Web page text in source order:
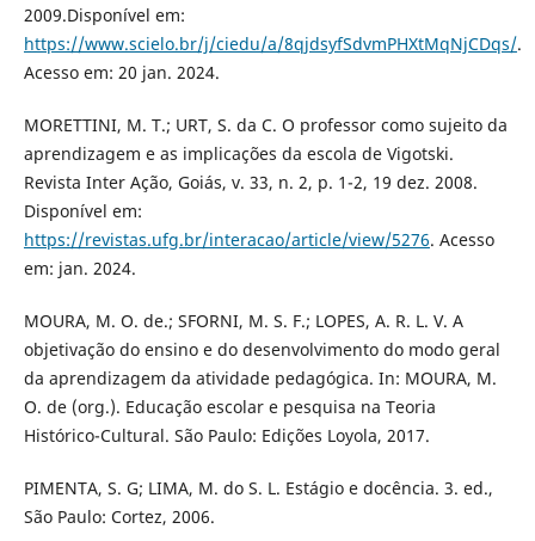
2009.Disponível em:
https://www.scielo.br/j/ciedu/a/8qjdsyfSdvmPHXtMqNjCDqs/.
Acesso em: 20 jan. 2024.
MORETTINI, M. T.; URT, S. da C. O professor como sujeito da
aprendizagem e as implicações da escola de Vigotski.
Revista Inter Ação, Goiás, v. 33, n. 2, p. 1-2, 19 dez. 2008.
Disponível em:
https://revistas.ufg.br/interacao/article/view/5276. Acesso
em: jan. 2024.
MOURA, M. O. de.; SFORNI, M. S. F.; LOPES, A. R. L. V. A
objetivação do ensino e do desenvolvimento do modo geral
da aprendizagem da atividade pedagógica. In: MOURA, M.
O. de (org.). Educação escolar e pesquisa na Teoria
Histórico-Cultural. São Paulo: Edições Loyola, 2017.
PIMENTA, S. G; LIMA, M. do S. L. Estágio e docência. 3. ed.,
São Paulo: Cortez, 2006.